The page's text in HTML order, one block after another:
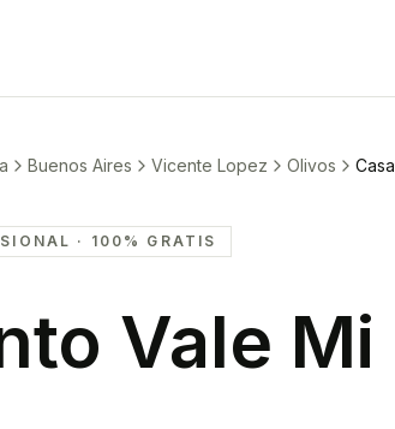
Buenos Aires Vicente Lopez Olivos Casa
· 100% GRATIS
Vale Mi